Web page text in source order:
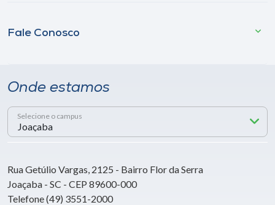
Fale Conosco
Onde estamos
Selecione o campus
Rua Getúlio Vargas, 2125 - Bairro Flor da Serra
Joaçaba - SC - CEP 89600-000
Telefone (49) 3551-2000